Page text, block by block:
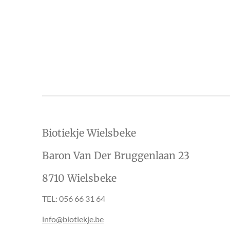
Biotiekje Wielsbeke
Baron Van Der Bruggenlaan 23
8710 Wielsbeke
TEL: 056 66 31 64
info@biotiekje.be